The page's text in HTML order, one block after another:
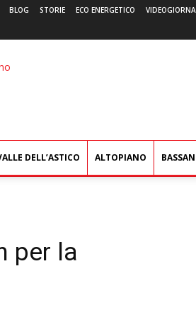
BLOG STORIE ECO ENERGETICO
DELL’ASTICO ALTOPIANO
per la